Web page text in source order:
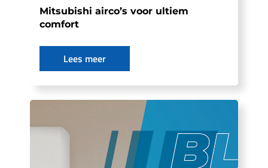
Mitsubishi airco’s voor ultiem
comfort
Lees meer